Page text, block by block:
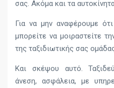
σας. Ακόμα και τα
Για να μην αναφέρουμε
μπορείτε να μοιραστείτε
της ταξιδιωτικής σας
Και σκέψου αυτό.
άνεση, ασφάλεια, με